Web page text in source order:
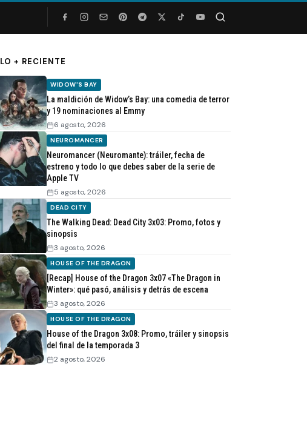
LO + RECIENTE
WIDOW'S BAY
La maldición de Widow’s Bay: una comedia de terror
y 19 nominaciones al Emmy
6 agosto, 2026
NEUROMANCER
Neuromancer (Neuromante): tráiler, fecha de
estreno y todo lo que debes saber de la serie de
Apple TV
5 agosto, 2026
DEAD CITY
The Walking Dead: Dead City 3x03: Promo, fotos y
sinopsis
3 agosto, 2026
HOUSE OF THE DRAGON
[Recap] House of the Dragon 3x07 «The Dragon in
Winter»: qué pasó, análisis y detrás de escena
3 agosto, 2026
HOUSE OF THE DRAGON
House of the Dragon 3x08: Promo, tráiler y sinopsis
del final de la temporada 3
2 agosto, 2026